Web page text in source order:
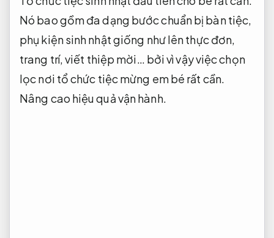
Nó bao gồm đa dạng bước chuẩn bị bàn tiệc,
phụ kiện sinh nhật giống như lên thực đơn,
trang trí, viết thiệp mời… bởi vì vậy việc chọn
lọc nơi tổ chức tiệc mừng em bé rất cần.
Nâng cao hiệu quả vận hành.